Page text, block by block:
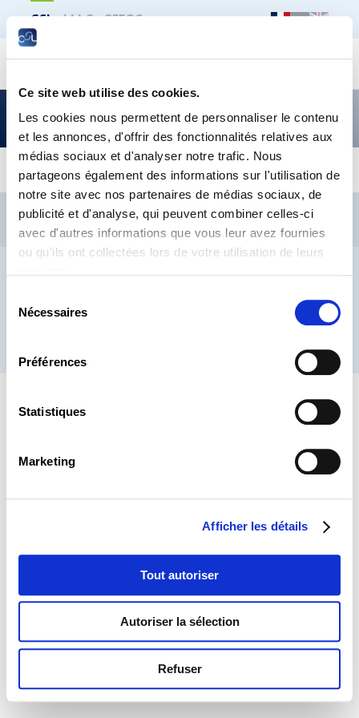
Ce site web utilise des cookies.
Les cookies nous permettent de personnaliser le contenu
et les annonces, d'offrir des fonctionnalités relatives aux
médias sociaux et d'analyser notre trafic. Nous
partageons également des informations sur l'utilisation de
notre site avec nos partenaires de médias sociaux, de
publicité et d'analyse, qui peuvent combiner celles-ci
avec d'autres informations que vous leur avez fournies
ou qu'ils ont collectées lors de votre utilisation de leurs
Nécessaires
Préférences
Statistiques
Marketing
Afficher les détails
Tout autoriser
Autoriser la sélection
Refuser
CSL LLLC CEFOS
Flash sur le droit social – édition octobre 2023
CSL LLLC
CEFOS
Contact
Jobs Inscription Newsletters